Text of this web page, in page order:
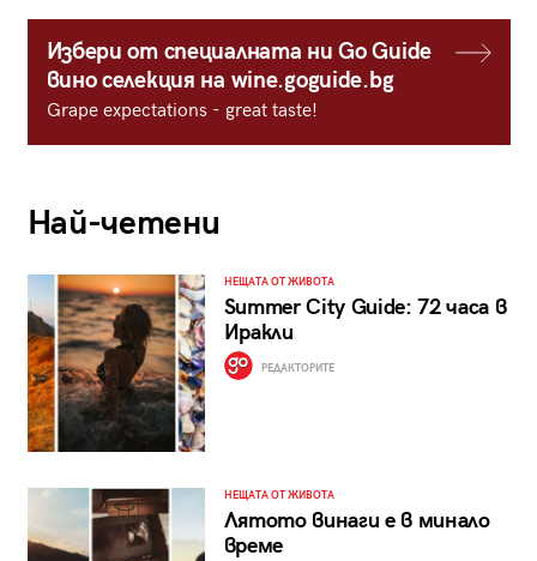
Избери от специалната ни Go Guide
вино селекция на wine.goguide.bg
Grape expectations - great taste!
Най-четени
НЕЩАТА ОТ ЖИВОТА
Summer City Guide: 72 часа в
Иракли
РЕДАКТОРИТЕ
НЕЩАТА ОТ ЖИВОТА
Лятото винаги е в минало
време